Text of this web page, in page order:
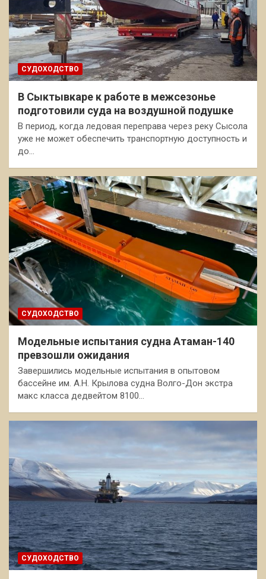
СУДОХОДСТВО
В Сыктывкаре к работе в межсезонье
подготовили суда на воздушной подушке
В период, когда ледовая переправа через реку Сысола
уже не может обеспечить транспортную доступность и
до…
СУДОХОДСТВО
Модельные испытания судна Атаман-140
превзошли ожидания
Завершились модельные испытания в опытовом
бассейне им. А.Н. Крылова судна Волго-Дон экстра
макс класса дедвейтом 8100…
СУДОХОДСТВО